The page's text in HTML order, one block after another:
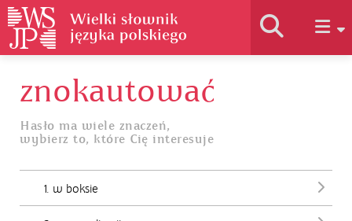
Historia słownika
Jak korzystać
znokautować
Hasło ma wiele znaczeń,
wybierz to, które Cię interesuje
1. w boksie